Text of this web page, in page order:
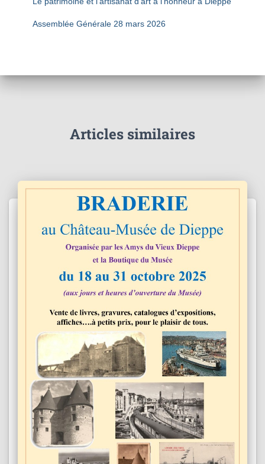
Assemblée Générale 28 mars 2026
Articles similaires